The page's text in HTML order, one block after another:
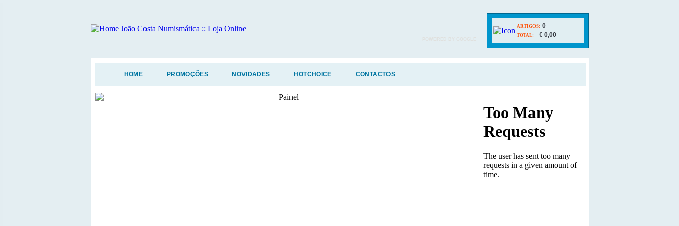
ARTIGOS: 0
TOTAL: € 0,00
HOME PROMOÇÕES NOVIDADES HOTCHOICE CONTACTOS